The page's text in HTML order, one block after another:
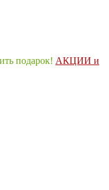
подарок! АКЦИИ и